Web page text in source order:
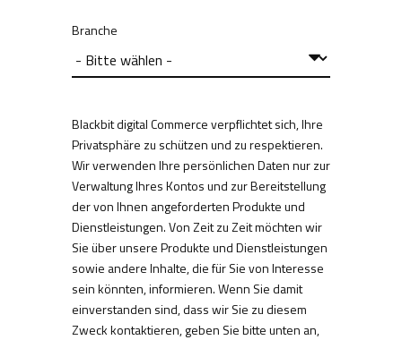
Branche
Blackbit digital Commerce verpflichtet sich, Ihre
Privatsphäre zu schützen und zu respektieren.
Wir verwenden Ihre persönlichen Daten nur zur
Verwaltung Ihres Kontos und zur Bereitstellung
der von Ihnen angeforderten Produkte und
Dienstleistungen. Von Zeit zu Zeit möchten wir
Sie über unsere Produkte und Dienstleistungen
sowie andere Inhalte, die für Sie von Interesse
sein könnten, informieren. Wenn Sie damit
einverstanden sind, dass wir Sie zu diesem
Zweck kontaktieren, geben Sie bitte unten an,